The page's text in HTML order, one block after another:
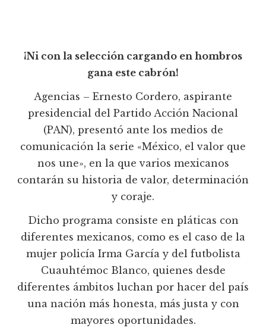
¡Ni con la selección cargando en hombros
gana este cabrón!
Agencias – Ernesto Cordero, aspirante
presidencial del Partido Acción Nacional
(PAN), presentó ante los medios de
comunicación la serie «México, el valor que
nos une», en la que varios mexicanos
contarán su historia de valor, determinación
y coraje.
Dicho programa consiste en pláticas con
diferentes mexicanos, como es el caso de la
mujer policía Irma García y del futbolista
Cuauhtémoc Blanco, quienes desde
diferentes ámbitos luchan por hacer del país
una nación más honesta, más justa y con
mayores oportunidades.